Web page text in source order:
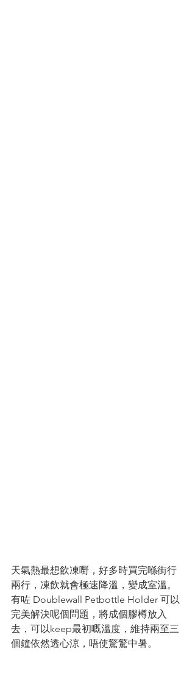
天氣熱最想飲凍嘢，好多時買完喺街行
兩行，凍飲就會極速降溫，變成室溫。
有咗 Doublewall Petbottle Holder 可以
完美解決呢個問題，將成個膠樽放入
去，可以keep最初嘅溫度，維持兩至三
個鐘依然透心涼，唔使驚驚中暑。